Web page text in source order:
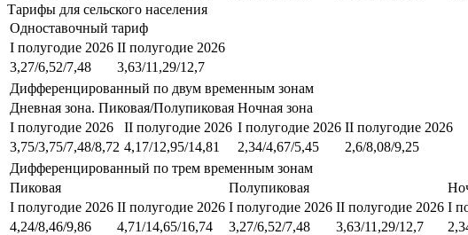
Тарифы для сельского населения
Одноставочный тариф
I полугодие 2026 II полугодие 2026
3,27/6,52/7,48
3,63/11,29/12,7
Дифференцированный по двум временным зонам
Дневная зона. Пиковая/Полупиковая Ночная зона
I полугодие 2026
II полугодие 2026 I полугодие 2026 II полугодие 2026
3,75/3,75/7,48/8,72 4,17/12,95/14,81 2,34/4,67/5,45
2,6/8,08/9,25
Дифференцированный по трем временным зонам
Пиковая
Полупиковая
I полугодие 2026 II полугодие 2026 I полугодие 2026 II полугодие 2026 I
4,24/8,46/9,86
4,71/14,65/16,74 3,27/6,52/7,48 3,63/11,29/12,7